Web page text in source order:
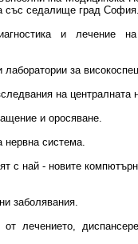
със седалище град София.
и лечение
за
на централната
и оросяване.
система.
с най - новите
заболявания.
лечението,